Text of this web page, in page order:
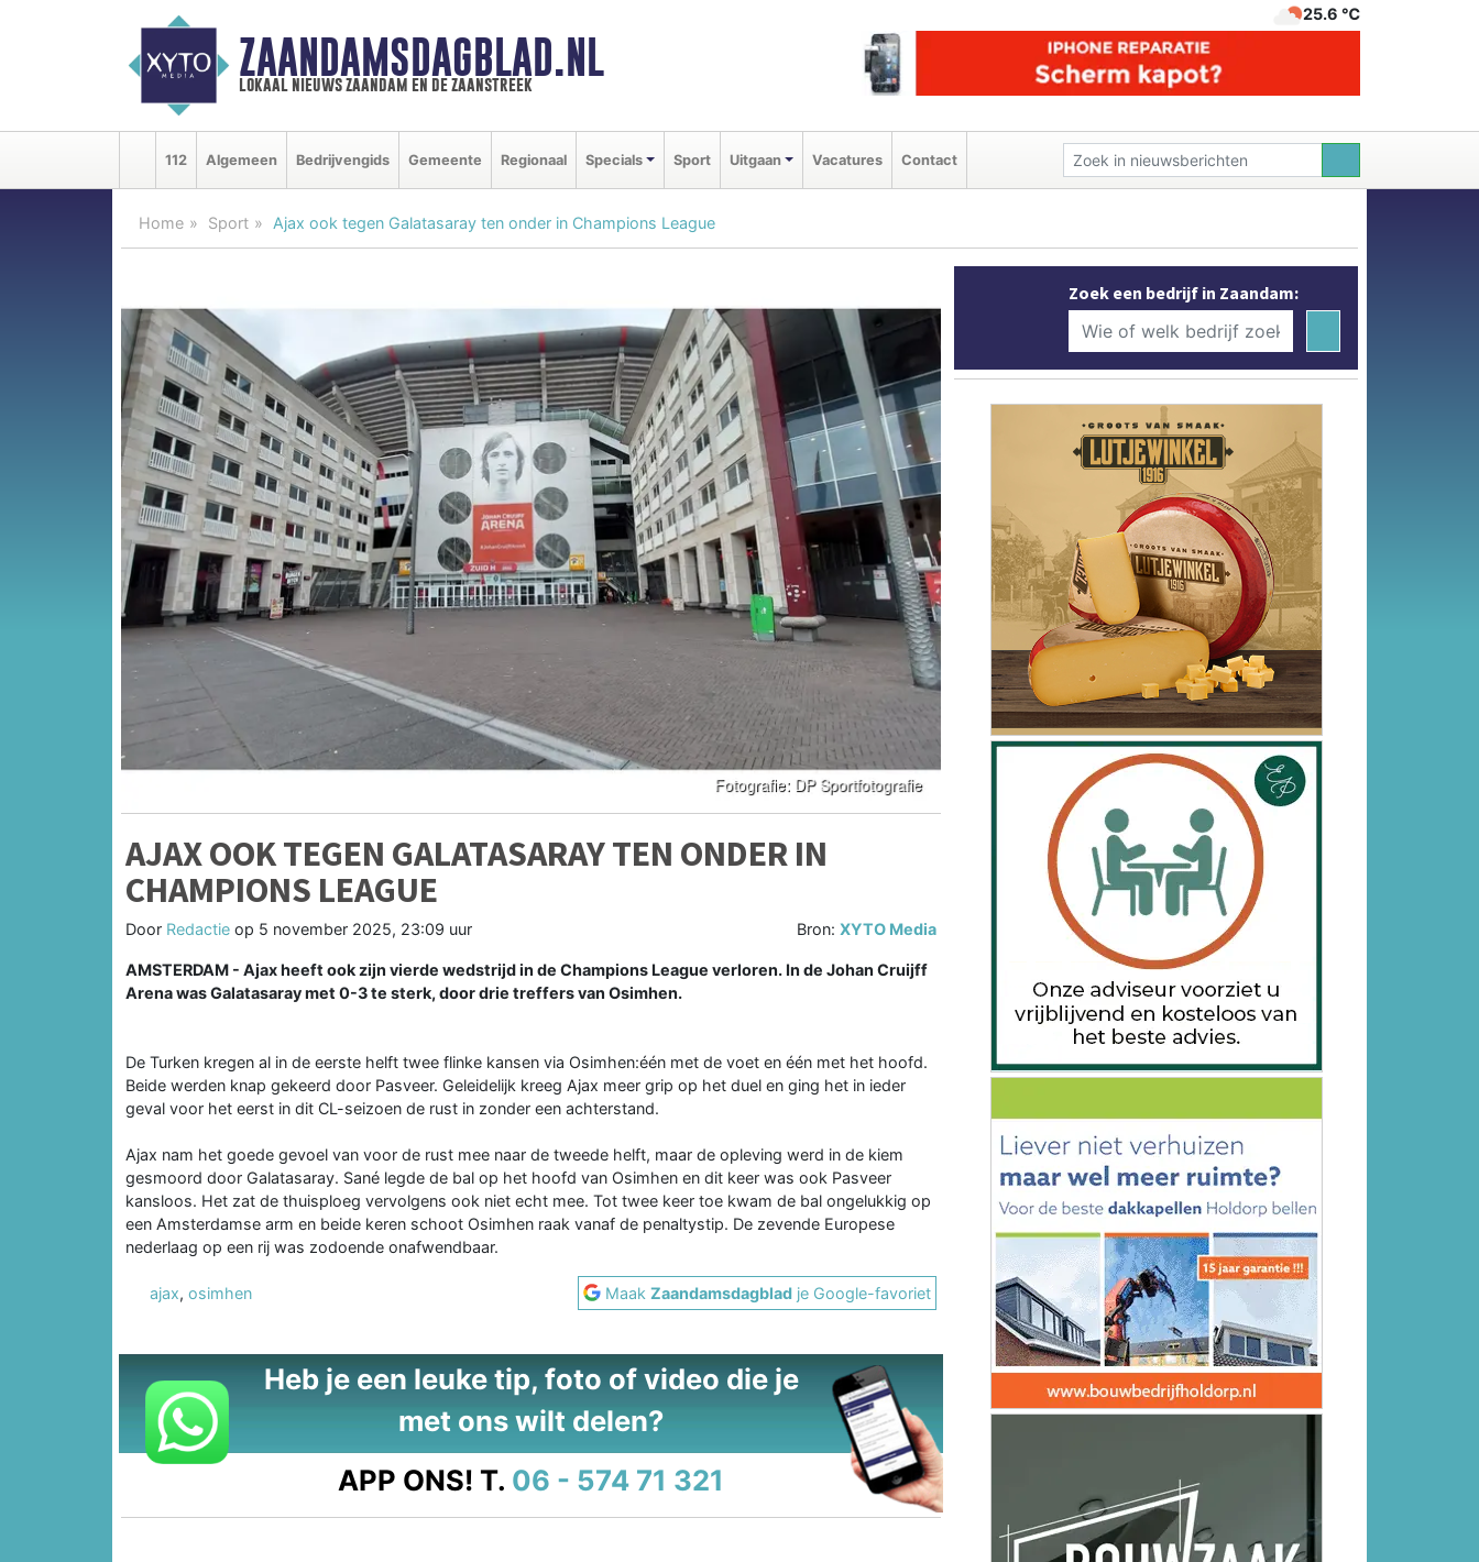
ZAANDAMSDAGBLAD.NL
lokaal nieuws zaandam en de zaanstreek
25.6 ℃
112 Algemeen Bedrijvengids Gemeente Regionaal Specials Sport Uitgaan Vacatures Contact
Home Sport Ajax ook tegen Galatasaray ten onder in Champions League
AJAX OOK TEGEN GALATASARAY TEN ONDER IN
CHAMPIONS LEAGUE
Door Redactie op 5 november 2025, 23:09 uur Bron:XYTO Media
AMSTERDAM - Ajax heeft ook zijn vierde wedstrijd in de Champions League verloren. In de Johan Cruijff
Arena was Galatasaray met 0-3 te sterk, door drie treffers van Osimhen.
De Turken kregen al in de eerste helft twee flinke kansen via Osimhen:één met de voet en één met het hoofd.
Beide werden knap gekeerd door Pasveer. Geleidelijk kreeg Ajax meer grip op het duel en ging het in ieder
geval voor het eerst in dit CL-seizoen de rust in zonder een achterstand.
Ajax nam het goede gevoel van voor de rust mee naar de tweede helft, maar de opleving werd in de kiem
gesmoord door Galatasaray. Sané legde de bal op het hoofd van Osimhen en dit keer was ook Pasveer
kansloos. Het zat de thuisploeg vervolgens ook niet echt mee. Tot twee keer toe kwam de bal ongelukkig op
een Amsterdamse arm en beide keren schoot Osimhen raak vanaf de penaltystip. De zevende Europese
nederlaag op een rij was zodoende onafwendbaar.
ajax, osimhen MaakZaandamsdagblad je Google-favoriet
Heb je een leuke tip, foto of video die je
met ons wilt delen?
APP ONS! T. 06 - 574 71 321
Zoek een bedrijf in Zaandam: